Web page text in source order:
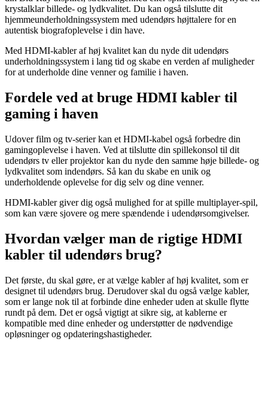
krystalklar billede- og lydkvalitet. Du kan også tilslutte dit
hjemmeunderholdningssystem med udendørs højttalere for en
autentisk biografoplevelse i din have.
Med HDMI-kabler af høj kvalitet kan du nyde dit udendørs
underholdningssystem i lang tid og skabe en verden af muligheder
for at underholde dine venner og familie i haven.
Fordele ved at bruge HDMI kabler til
gaming i haven
Udover film og tv-serier kan et HDMI-kabel også forbedre din
gamingoplevelse i haven. Ved at tilslutte din spillekonsol til dit
udendørs tv eller projektor kan du nyde den samme høje billede- og
lydkvalitet som indendørs. Så kan du skabe en unik og
underholdende oplevelse for dig selv og dine venner.
HDMI-kabler giver dig også mulighed for at spille multiplayer-spil,
som kan være sjovere og mere spændende i udendørsomgivelser.
Hvordan vælger man de rigtige HDMI
kabler til udendørs brug?
Det første, du skal gøre, er at vælge kabler af høj kvalitet, som er
designet til udendørs brug. Derudover skal du også vælge kabler,
som er lange nok til at forbinde dine enheder uden at skulle flytte
rundt på dem. Det er også vigtigt at sikre sig, at kablerne er
kompatible med dine enheder og understøtter de nødvendige
opløsninger og opdateringshastigheder.